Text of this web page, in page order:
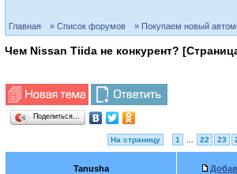
Главная » Список форумов » Покупаем новый
Чем Nissan Tiida не конкурент?
Поделиться…
На страницу 1 22 23
Tanusha